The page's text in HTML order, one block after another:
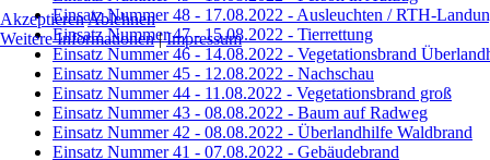
Einsatz Nummer 48 - 17.08.2022 - Ausleuchten / RTH-
Einsatz Nummer 47 - 15.08.2022 - Tierrettung
Einsatz Nummer 46 - 14.08.2022 - Vegetationsbrand
Einsatz Nummer 45 - 12.08.2022 - Nachschau
Einsatz Nummer 44 - 11.08.2022 - Vegetationsbrand groß
Einsatz Nummer 43 - 08.08.2022 - Baum auf Radweg
Einsatz Nummer 42 - 08.08.2022 - Überlandhilfe Waldbrand
Einsatz Nummer 41 - 07.08.2022 - Gebäudebrand
AkzeptierenAblehnen
Weitere Informationen|Impressum